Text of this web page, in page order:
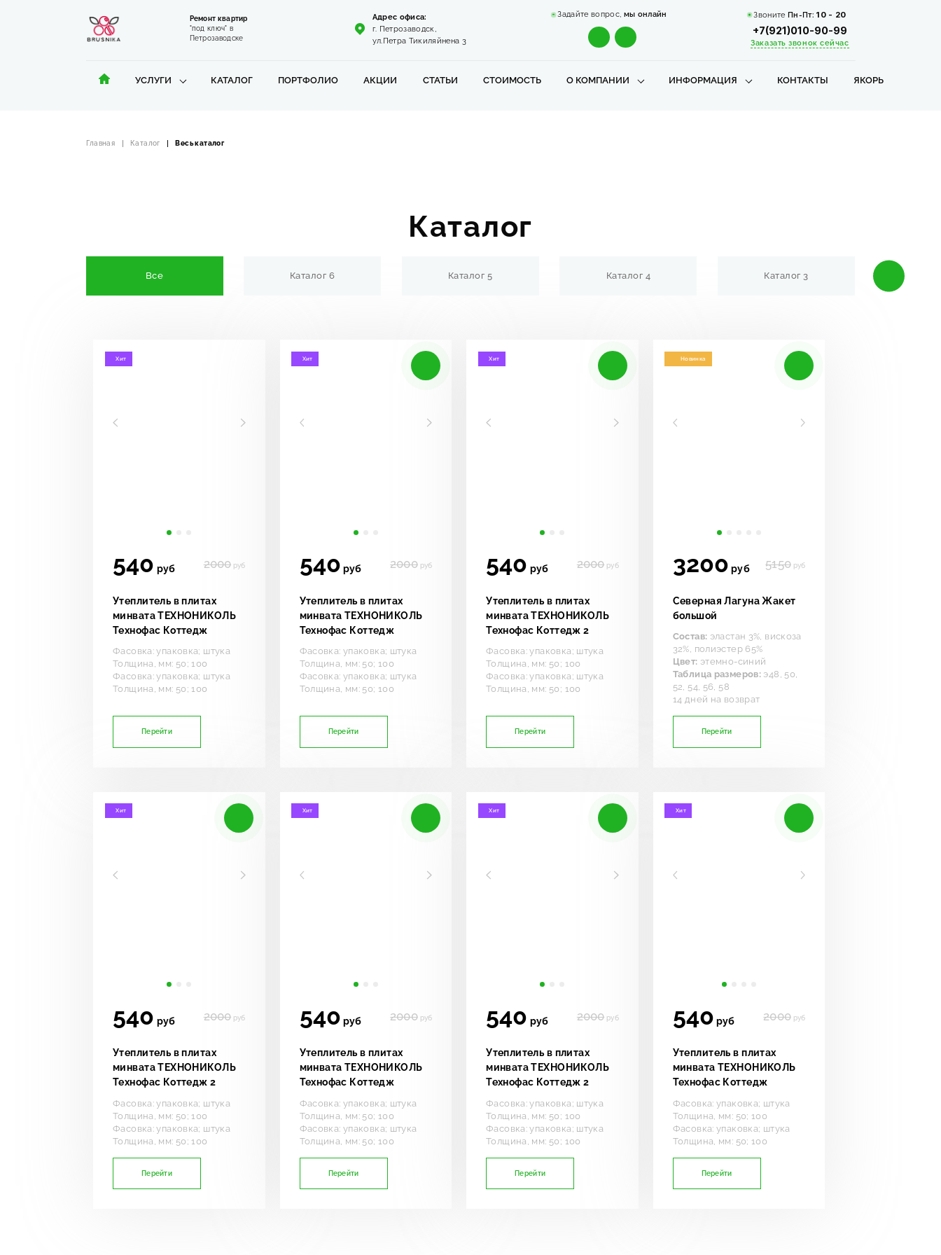
Ремонт квартир
"под ключ" в
Петрозаводске
Адрес офиса:
г. Петрозаводск,
ул.Петра Тикиляйнена 3
Задайте вопрос, мы онлайн Звоните Пн-Пт: 10 - 20
+7(921)010-90-99
Заказать звонок сейчас
УСЛУГИ КАТАЛОГ ПОРТФОЛИО АКЦИИ СТАТЬИ СТОИМОСТЬ О КОМПАНИИ ИНФОРМАЦИЯ КОНТАКТЫ ЯКОРЬ
Главная Каталог Весь каталог
Каталог
Все Каталог 6 Каталог 5 Каталог 4 Каталог 3
Хит
540 руб 2000 руб
Утеплитель в плитах
минвата ТЕХНОНИКОЛЬ
Технофас Коттедж
Фасовка: упаковка; штука
Толщина, мм: 50; 100
Фасовка: упаковка; штука
Толщина, мм: 50; 100
Перейти
Хит
540 руб 2000руб
Утеплитель в плитах
минвата ТЕХНОНИКОЛЬ
Технофас Коттедж
Фасовка: упаковка; штука
Толщина, мм: 50; 100
Фасовка: упаковка; штука
Толщина, мм: 50; 100
Перейти
Хит
540 руб 2000 руб
Утеплитель в плитах
минвата ТЕХНОНИКОЛЬ
Технофас Коттедж 2
Фасовка: упаковка; штука
Толщина, мм: 50; 100
Фасовка: упаковка; штука
Толщина, мм: 50; 100
Перейти
Новинка
3200 руб 5150руб
Северная Лагуна Жакет
большой
Состав: эластан 3%, вискоза
32%, полиэстер 65%
Цвет: этемно-синий
Таблица размеров: э48, 50,
52, 54, 56, 58
14 дней на возврат
Перейти
Хит
540 руб 2000 руб
Утеплитель в плитах
минвата ТЕХНОНИКОЛЬ
Технофас Коттедж 2
Фасовка: упаковка; штука
Толщина, мм: 50; 100
Фасовка: упаковка; штука
Толщина, мм: 50; 100
Перейти
Хит
540 руб 2000руб
Утеплитель в плитах
минвата ТЕХНОНИКОЛЬ
Технофас Коттедж
Фасовка: упаковка; штука
Толщина, мм: 50; 100
Фасовка: упаковка; штука
Толщина, мм: 50; 100
Перейти
Хит
540 руб 2000 руб
Утеплитель в плитах
минвата ТЕХНОНИКОЛЬ
Технофас Коттедж 2
Фасовка: упаковка; штука
Толщина, мм: 50; 100
Фасовка: упаковка; штука
Толщина, мм: 50; 100
Перейти
Хит
540 руб 2000руб
Утеплитель в плитах
минвата ТЕХНОНИКОЛЬ
Технофас Коттедж
Фасовка: упаковка; штука
Толщина, мм: 50; 100
Фасовка: упаковка; штука
Толщина, мм: 50; 100
Перейти